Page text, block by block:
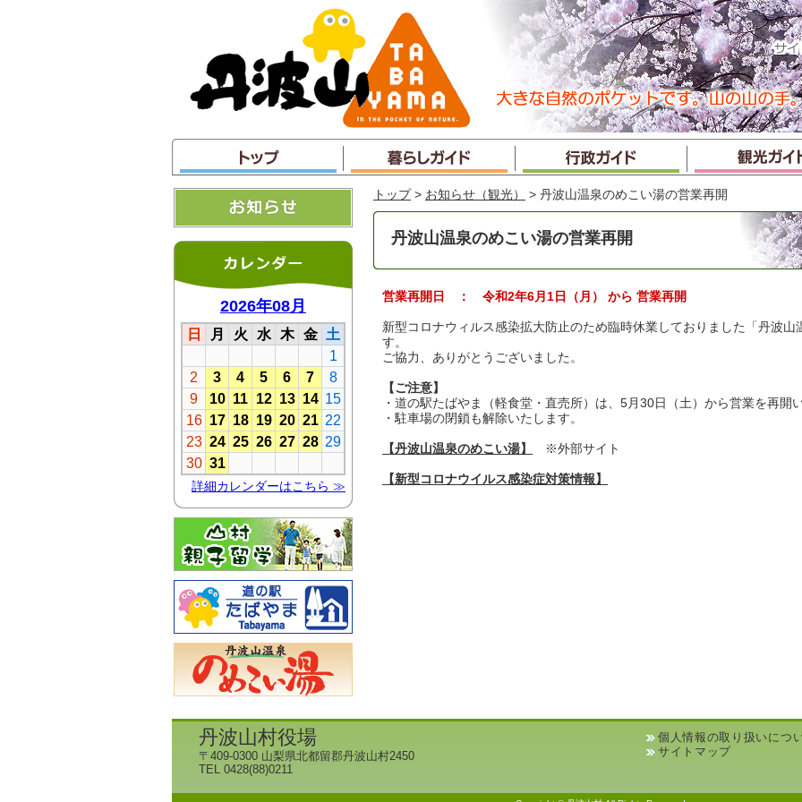
ャ
ン
プ
トップ > お知らせ（観光） > 丹波山温泉のめこい湯の営業再開
丹波山温泉のめこい湯の営業再開
営業再開日 ： 令和2年6月1日（月） から 営業再開
新型コロナウィルス感染拡大防止のため臨時休業しておりました「丹波山
す。
ご協力、ありがとうございました。
【ご注意】
・道の駅たばやま（軽食堂・直売所）は、5月30日（土）から営業を再開
・駐車場の閉鎖も解除いたします。
【丹波山温泉のめこい湯】 ※外部サイト
【新型コロナウイルス感染症対策情報】
丹波山村役場
〒409-0300 山梨県北都留郡丹波山村2450
TEL 0428(88)0211
個人情報の取り扱いにつ
サイトマップ